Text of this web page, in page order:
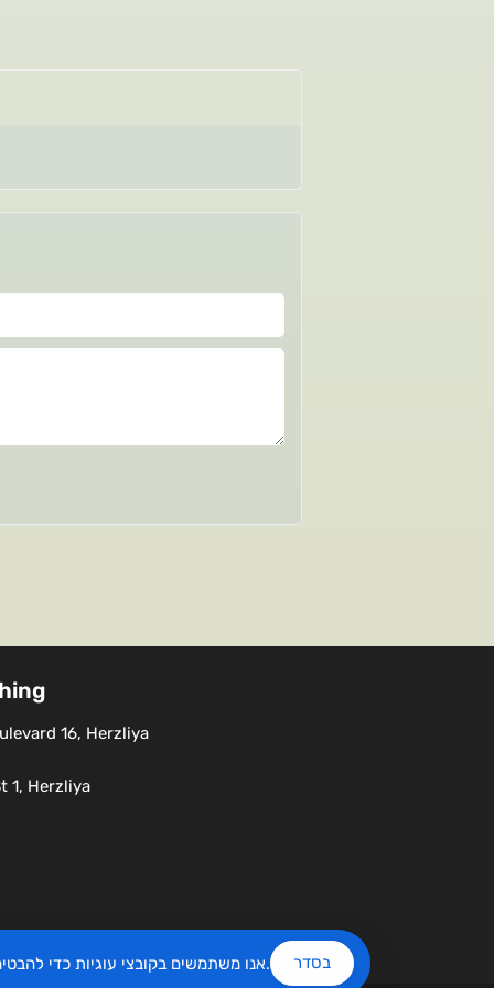
16, Herzliya
1, Herzliya
אנו משתמשים בקובצי עוגיות כדישלנו. בסדר